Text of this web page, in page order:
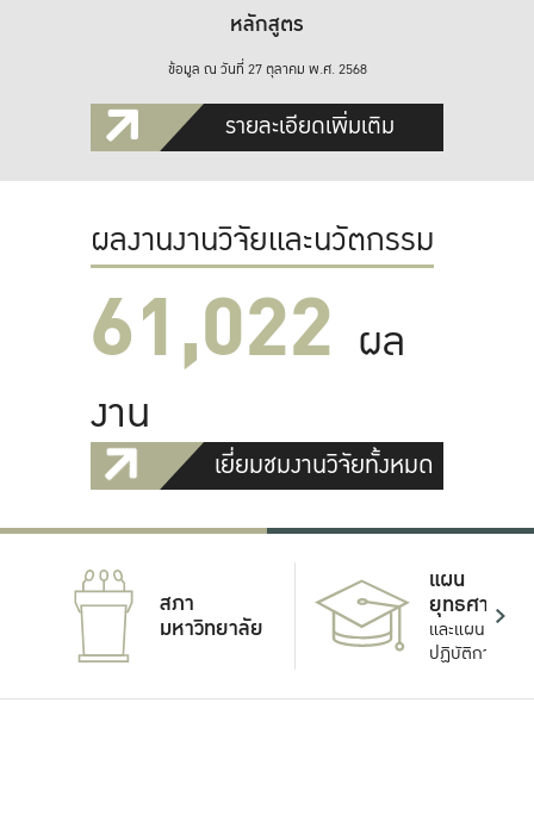
หลักสูตร
ข้อมูล ณ วันที่ 27 ตุลาคม พ.ศ. 2568
รายละเอียดเพิ่มเติม
ผลงานงานวิจัยและนวัตกรรม
61,022 ผล
งาน
เยี่ยมชมงานวิจัยทั้งหมด
สภา
มหาวิทยาลัย
แผน
ยุทธศาสตร์
และแผน
ปฏิบัติการ